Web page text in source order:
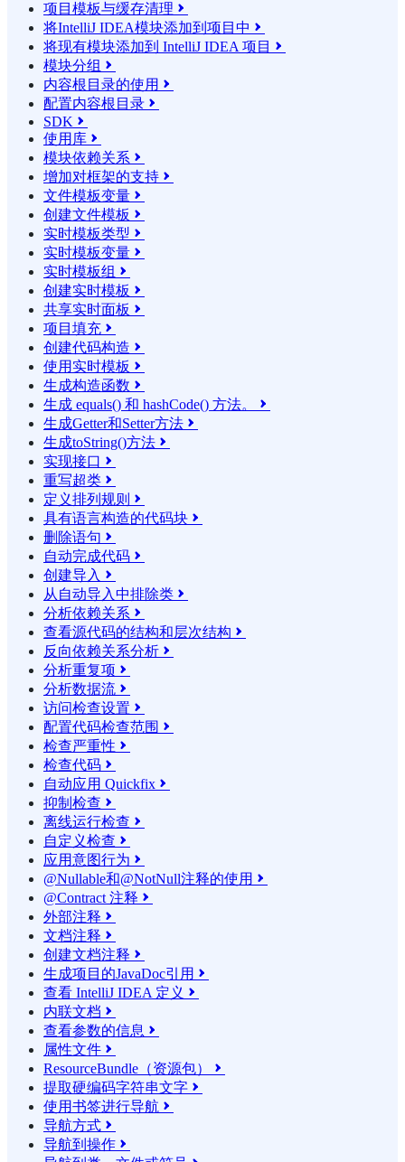
项目模板与缓存清理 
将IntelliJ IDEA模块添加到项目中 
将现有模块添加到 IntelliJ IDEA 项目 
模块分组 
内容根目录的使用 
配置内容根目录 
SDK 
使用库 
模块依赖关系 
增加对框架的支持 
文件模板变量 
创建文件模板 
实时模板类型 
实时模板变量 
实时模板组 
创建实时模板 
共享实时面板 
项目填充 
创建代码构造 
使用实时模板 
生成构造函数 
生成 equals() 和 hashCode() 方法。 
生成Getter和Setter方法 
生成toString()方法 
实现接口 
重写超类 
定义排列规则 
具有语言构造的代码块 
删除语句 
自动完成代码 
创建导入 
从自动导入中排除类 
分析依赖关系 
查看源代码的结构和层次结构 
反向依赖关系分析 
分析重复项 
分析数据流 
访问检查设置 
配置代码检查范围 
检查严重性 
检查代码 
自动应用 Quickfix 
抑制检查 
离线运行检查 
自定义检查 
应用意图行为 
@Nullable和@NotNull注释的使用 
@Contract 注释 
外部注释 
文档注释 
创建文档注释 
生成项目的JavaDoc引用 
查看 IntelliJ IDEA 定义 
内联文档 
查看参数的信息 
属性文件 
ResourceBundle（资源包） 
提取硬编码字符串文字 
使用书签进行导航 
导航方式 
导航到操作 